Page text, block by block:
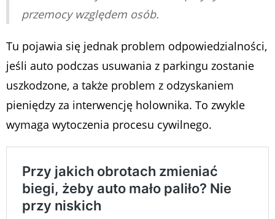
przemocy względem osób.
Tu pojawia się jednak problem odpowiedzialności,
jeśli auto podczas usuwania z parkingu zostanie
uszkodzone, a także problem z odzyskaniem
pieniędzy za interwencję holownika. To zwykle
wymaga wytoczenia procesu cywilnego.